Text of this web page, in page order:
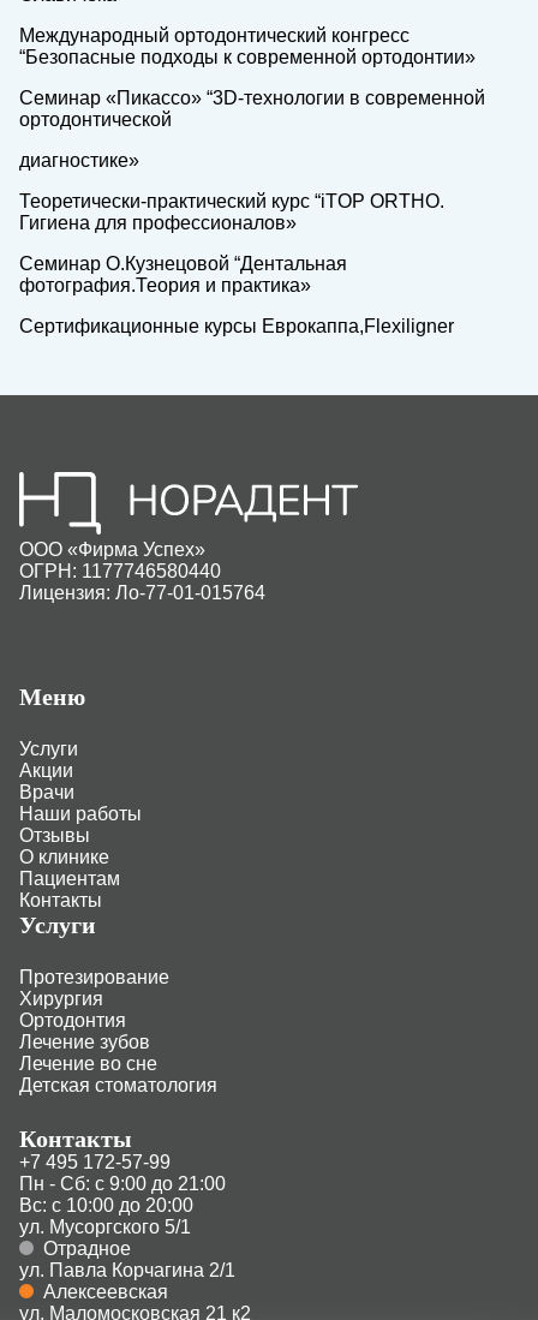
Международный ортодонтический конгресс
“Безопасные подходы к современной ортодонтии»
Семинар «Пикассо» “3D-технологии в современной
ортодонтической
диагностике»
Теоретически-практический курс “iTOP ORTHO.
Гигиена для профессионалов»
Семинар О.Кузнецовой “Дентальная
фотография.Теория и практика»
Сертификационные курсы Еврокаппа,Flexiligner
ООО «Фирма Успех»
ОГРН: 1177746580440
Лицензия: Ло-77-01-015764
Меню
Услуги
Акции
Врачи
Наши работы
Отзывы
О клинике
Пациентам
Контакты
Услуги
Протезирование
Хирургия
Ортодонтия
Лечение зубов
Лечение во сне
Детская стоматология
Контакты
+7 495 172-57-99
Пн - Сб: с 9:00 до 21:00
Вс: с 10:00 до 20:00
ул. Мусоргского 5/1
Отрадное
ул. Павла Корчагина 2/1
Алексеевская
ул. Маломосковская 21 к2